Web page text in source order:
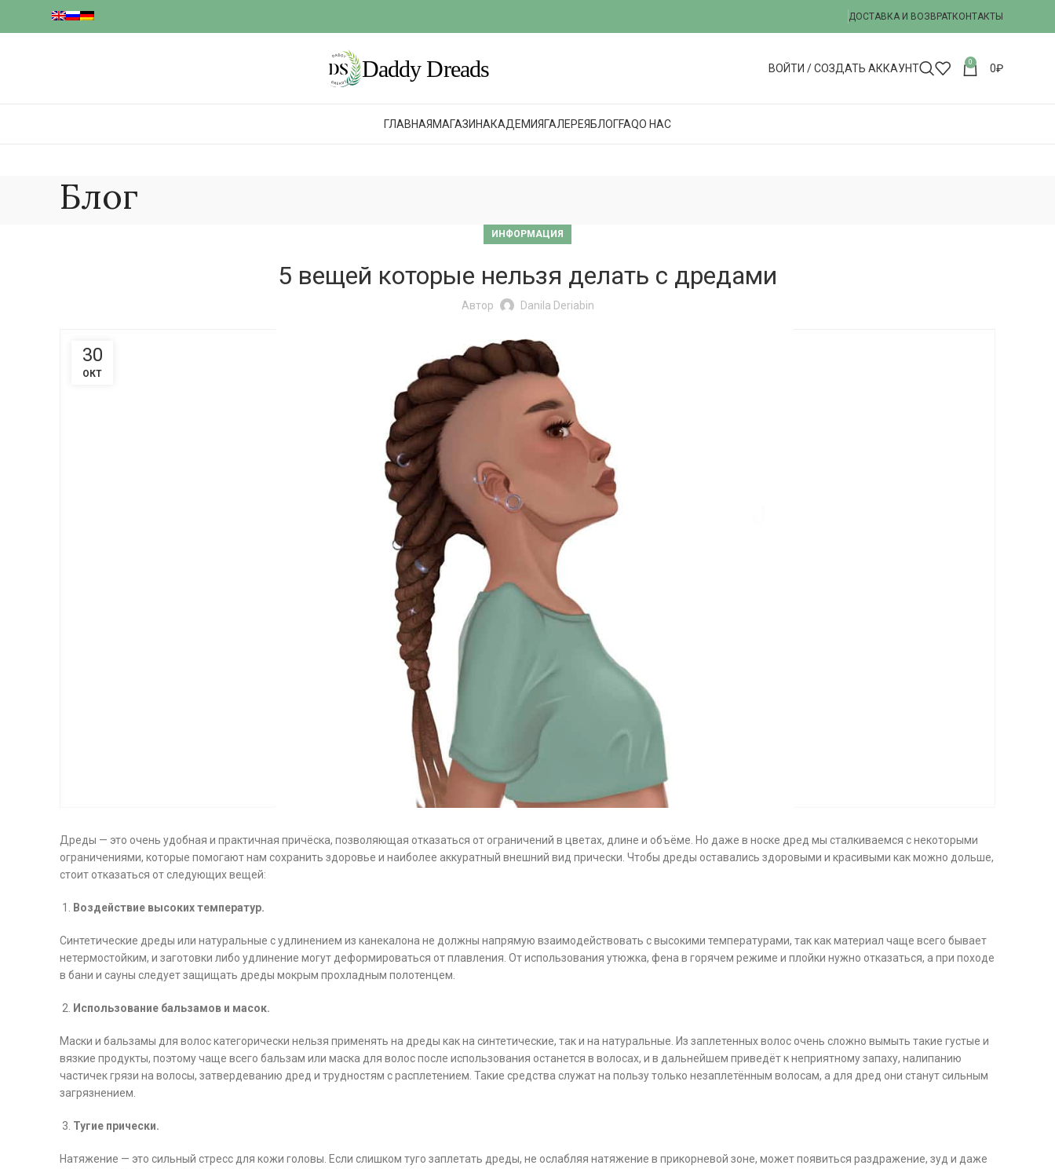
ДОСТАВКА И ВОЗВРАТКОНТАКТЫ
ВОЙТИ / СОЗДАТЬ АККАУНТ 0 0₽
ГЛАВНАЯ МАГАЗИНАКАДЕМИЯ ГАЛЕРЕЯ БЛОГFAQО НАС
Блог
ИНФОРМАЦИЯ
5 вещей которые нельзя делать с дредами
Автор Danila Deriabin
30
ОКТ
Дреды — это очень удобная и практичная причёска, позволяющая отказаться от ограничений в цветах, длине и объёме. Но даже в носке дред мы сталкиваемся с некоторыми
ограничениями, которые помогают нам сохранить здоровье и наиболее аккуратный внешний вид прически. Чтобы дреды оставались здоровыми и красивыми как можно дольше,
стоит отказаться от следующих вещей:
Воздействие высоких температур.
Синтетические дреды или натуральные с удлинением из канекалона не должны напрямую взаимодействовать с высокими температурами, так как материал чаще всего бывает
нетермостойким, и заготовки либо удлинение могут деформироваться от плавления. От использования утюжка, фена в горячем режиме и плойки нужно отказаться, а при походе
в бани и сауны следует защищать дреды мокрым прохладным полотенцем.
Использование бальзамов и масок.
Маски и бальзамы для волос категорически нельзя применять на дреды как на синтетические, так и на натуральные. Из заплетенных волос очень сложно вымыть такие густые и
вязкие продукты, поэтому чаще всего бальзам или маска для волос после использования останется в волосах, и в дальнейшем приведёт к неприятному запаху, налипанию
частичек грязи на волосы, затвердеванию дред и трудностям с расплетением. Такие средства служат на пользу только незаплетённым волосам, а для дред они станут сильным
загрязнением.
Тугие прически.
Натяжение — это сильный стресс для кожи головы. Если слишком туго заплетать дреды, не ослабляя натяжение в прикорневой зоне, может появиться раздражение, зуд и даже